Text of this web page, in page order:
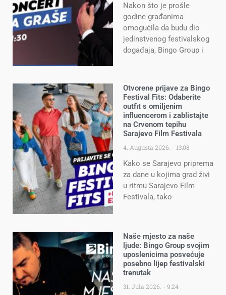
Nakon što je prošle
godine građanima
omogućila da budu dio
jedinstvenog festivalskog
događaja, Bingo Group i
Otvorene prijave za Bingo
Festival Fits: Odaberite
outfit s omiljenim
influencerom i zablistajte
na Crvenom tepihu
Sarajevo Film Festivala
4. Augusta 2026. 13:08
Kako se Sarajevo priprema
za dane u kojima grad živi
u ritmu Sarajevo Film
Festivala, tako
Naše mjesto za naše
ljude: Bingo Group svojim
uposlenicima posvećuje
posebno lijep festivalski
trenutak
31. Jula 2026. 9:24